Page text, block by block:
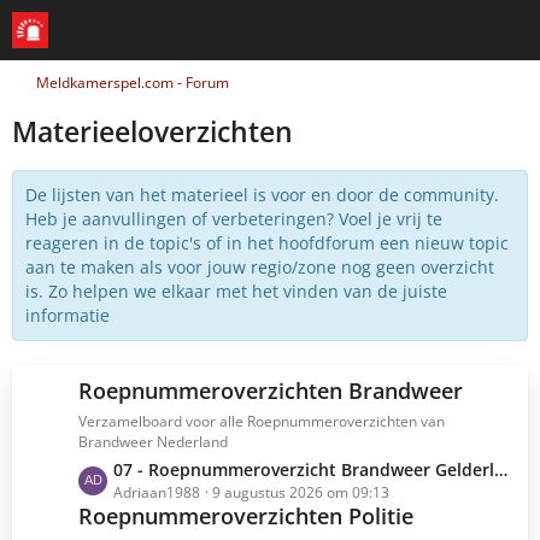
Meldkamerspel.com - Forum
Materieeloverzichten
De lijsten van het materieel is voor en door de community.
Heb je aanvullingen of verbeteringen? Voel je vrij te
reageren in de topic's of in het hoofdforum een nieuw topic
aan te maken als voor jouw regio/zone nog geen overzicht
is. Zo helpen we elkaar met het vinden van de juiste
informatie
Roepnummeroverzichten Brandweer
Verzamelboard voor alle Roepnummeroverzichten van
Brandweer Nederland
L
e
t
07 - Roepnummeroverzicht Brandweer Gelderland Midden (07)
Adriaan1988 9 augustus 2026 om 09:13
Roepnummeroverzichten Politie